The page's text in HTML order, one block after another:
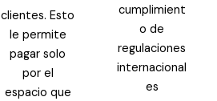
clientes. Esto
le permite
pagar solo
por el
espacio que
cumplimient
o de
regulaciones
internacional
es